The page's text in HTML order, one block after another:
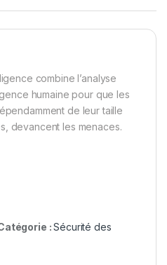
combine l’analyse
humaine pour que les
de leur taille
devancent les menaces.
:Sécurité des